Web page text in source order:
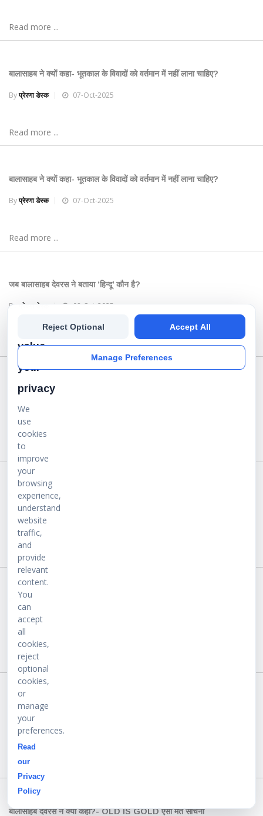
Read more ...
Read more ...
बालासाहब ने क्यों कहा- भूतकाल के विवादों को वर्तमान में नहीं लाना चाहिए?
Byप्रेरणा डेस्क
Read more ...
जब बालासाहब देवरस ने बताया ‘हिन्दू’ कौन है?
प्रेरणा डेस्क
Read more ...
जब बालासाहब देवरस ने बताया ‘हिन्दू’ कौन है?
Read more ...
value
your
privacy
We
use
cookies
to
improve
your
browsing
experience,
understand
website
traffic,
and
provide
relevant
content.
You
can
accept
all
cookies,
reject
optional
cookies,
or
manage
your
preferences.
Read
our
Privacy
Policy
Manage Preferences
Reject Optional Accept All